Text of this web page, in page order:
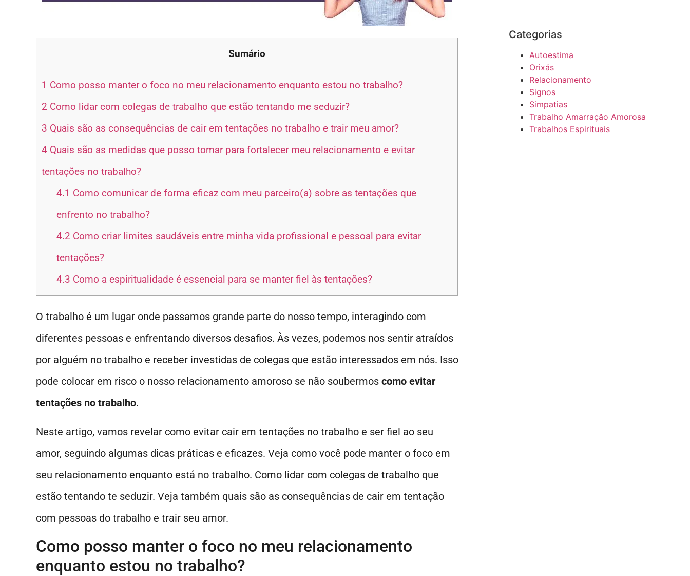
Sumário
1 Como posso manter o foco no meu relacionamento enquanto estou no trabalho?
2 Como lidar com colegas de trabalho que estão tentando me seduzir?
3 Quais são as consequências de cair em tentações no trabalho e trair meu amor?
4 Quais são as medidas que posso tomar para fortalecer meu relacionamento e evitar
tentações no trabalho?
4.1 Como comunicar de forma eficaz com meu parceiro(a) sobre as tentações que
enfrento no trabalho?
4.2 Como criar limites saudáveis entre minha vida profissional e pessoal para evitar
tentações?
4.3 Como a espiritualidade é essencial para se manter fiel às tentações?
O trabalho é um lugar onde passamos grande parte do nosso tempo, interagindo com
diferentes pessoas e enfrentando diversos desafios. Às vezes, podemos nos sentir atraídos
por alguém no trabalho e receber investidas de colegas que estão interessados em nós. Isso
pode colocar em risco o nosso relacionamento amoroso se não soubermos como evitar
tentações no trabalho.
Neste artigo, vamos revelar como evitar cair em tentações no trabalho e ser fiel ao seu
amor, seguindo algumas dicas práticas e eficazes. Veja como você pode manter o foco em
seu relacionamento enquanto está no trabalho. Como lidar com colegas de trabalho que
estão tentando te seduzir. Veja também quais são as consequências de cair em tentação
com pessoas do trabalho e trair seu amor.
Como posso manter o foco no meu relacionamento
enquanto estou no trabalho?
Categorias
Autoestima
Orixás
Relacionamento
Signos
Simpatias
Trabalho Amarração Amorosa
Trabalhos Espirituais